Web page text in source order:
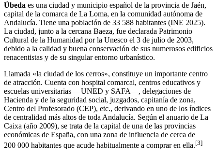
Úbeda es una ciudad y municipio español de la provincia de Jaén,
capital de la comarca de La Loma, en la comunidad autónoma de
Andalucía. Tiene una población de 33 588 habitantes (INE 2025).
La ciudad, junto a la cercana Baeza, fue declarada Patrimonio
Cultural de la Humanidad por la Unesco el 3 de julio de 2003,
debido a la calidad y buena conservación de sus numerosos edificios
renacentistas y de su singular entorno urbanístico.​
Llamada «la ciudad de los cerros», constituye un importante centro
de atracción. Cuenta con hospital comarcal, centros educativos y
escuelas universitarias —UNED y SAFA—, delegaciones de
Hacienda y de la seguridad social, juzgados, capitanía de zona,
Centro del Profesorado (CEP),​ etc., derivando en uno de los índices
de centralidad más altos de toda Andalucía. Según el anuario de La
Caixa (año 2009), se trata de la capital de una de las provincias
económicas de España, con una zona de influencia de cerca de
200 000 habitantes que acude habitualmente a comprar en ella.[3]